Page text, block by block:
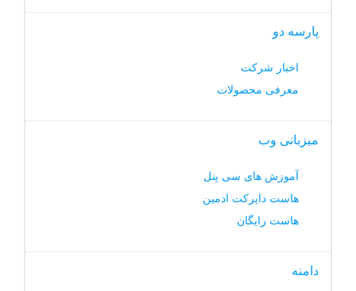
پارسه دو
اخبار شرکت
معرفی محصولات
میزبانی وب
آموزش های سی پنل
هاست دایرکت ادمین
هاست رایگان
دامنه